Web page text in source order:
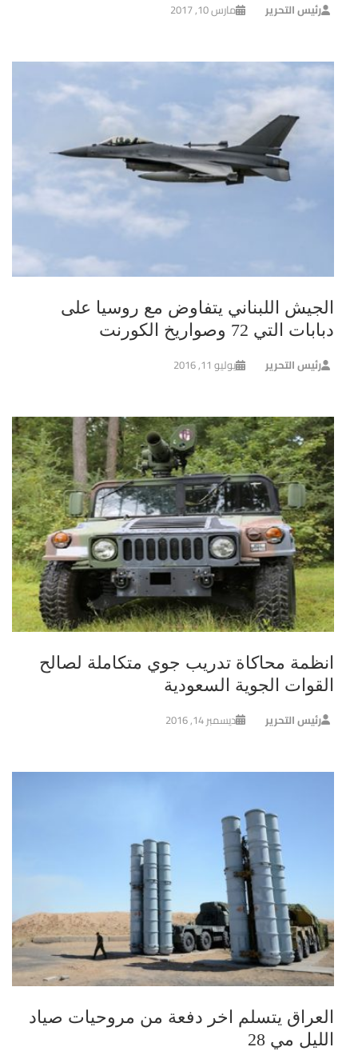
رئيس التحرير مارس 10, 2017
الجيش اللبناني يتفاوض مع روسيا على
دبابات التي 72 وصواريخ الكورنت
رئيس التحرير يوليو 11, 2016
انظمة محاكاة تدريب جوي متكاملة لصالح
القوات الجوية السعودية
رئيس التحرير ديسمبر 14, 2016
العراق يتسلم اخر دفعة من مروحيات صياد
الليل مي 28